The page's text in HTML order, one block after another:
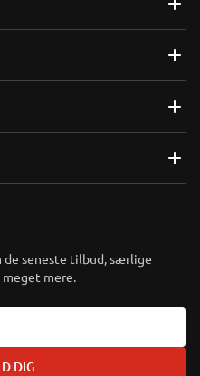
seneste tilbud, særlige
mere.
DIG